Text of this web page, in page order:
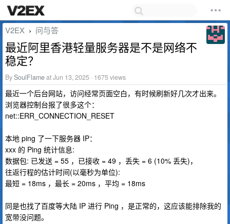
V2EX › 问与答
最近阿里香港轻量服务器是不是网络不
稳定？
BySoulFlameat Jun 13, 2025 · 1675 views
最近一个后台网站，访问经常页面空白，有时候刷新好几次才出来。
浏览器控制台报了很多这个：
net::ERR_CONNECTION_RESET
本地 ping 了一下服务器 IP：
xxx 的 Ping 统计信息:
数据包: 已发送 = 55 ，已接收 = 49 ，丢失 = 6 (10% 丢失)，
往返行程的估计时间(以毫秒为单位):
最短 = 18ms ，最长 = 20ms ，平均 = 18ms
同是也找了百度等大陆 IP 进行 Ping ，是正常的，这应该能排除我的
宽带没问题。